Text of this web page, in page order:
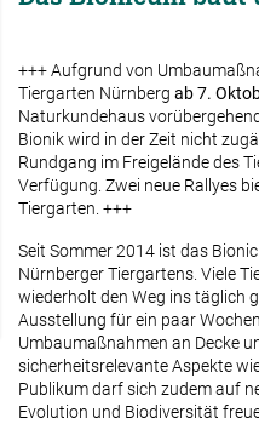
+++ Aufgrund von
Tiergarten Nürnberg ab 7.
Naturkundehaus
Bionik wird in der Zeit nicht
Rundgang im Freigelände des
Verfügung. Zwei neue Rallyes
Tiergarten. +++
Seit Sommer 2014 ist das
Nürnberger Tiergartens. Viele
wiederholt den Weg ins täglich
Ausstellung für ein paar
Umbaumaßnahmen an Decke
sicherheitsrelevante Aspekte
Publikum darf sich zudem auf
Evolution und Biodiversität